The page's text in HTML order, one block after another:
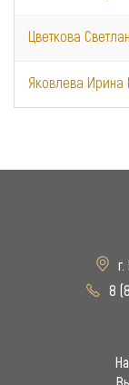
Цветкова
Яковлева Ирина
8